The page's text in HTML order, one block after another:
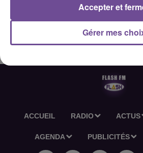
Découvrez l'horoscope Flash FM du
ACCUEIL RADIO ACTUS
AGENDA PUBLICITÉS
Gérer mes
Accepter et